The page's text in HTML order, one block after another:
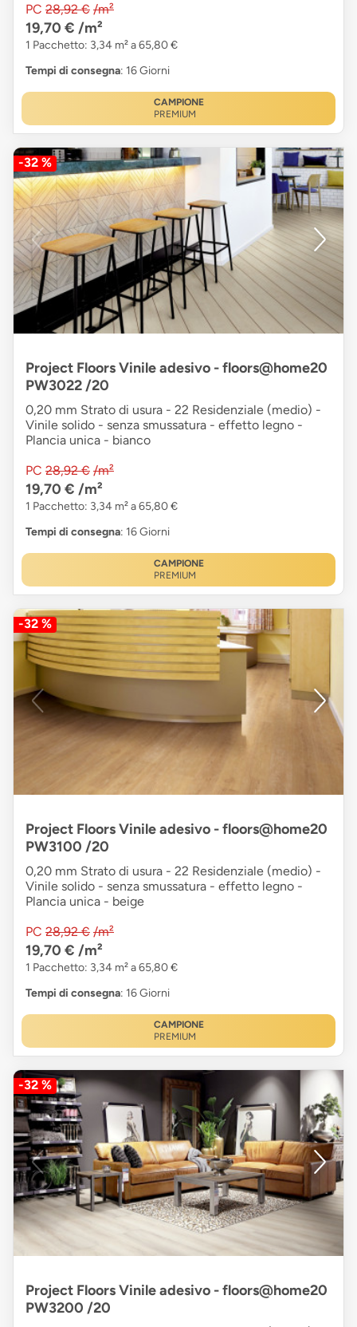
PC 28,92 € /m²
19,70 € /m²
1 Pacchetto: 3,34 m² a 65,80 €
Tempi di consegna: 16 Giorni
CAMPIONE
PREMIUM
-32 %
Project Floors Vinile adesivo - floors@home20
PW3022 /20
0,20 mm Strato di usura - 22 Residenziale (medio) -
Vinile solido - senza smussatura - effetto legno -
Plancia unica - bianco
PC 28,92 € /m²
19,70 € /m²
1 Pacchetto: 3,34 m² a 65,80 €
Tempi di consegna: 16 Giorni
CAMPIONE
PREMIUM
-32 %
Project Floors Vinile adesivo - floors@home20
PW3100 /20
0,20 mm Strato di usura - 22 Residenziale (medio) -
Vinile solido - senza smussatura - effetto legno -
Plancia unica - beige
PC 28,92 € /m²
19,70 € /m²
1 Pacchetto: 3,34 m² a 65,80 €
Tempi di consegna: 16 Giorni
CAMPIONE
PREMIUM
-32 %
Project Floors Vinile adesivo - floors@home20
PW3200 /20